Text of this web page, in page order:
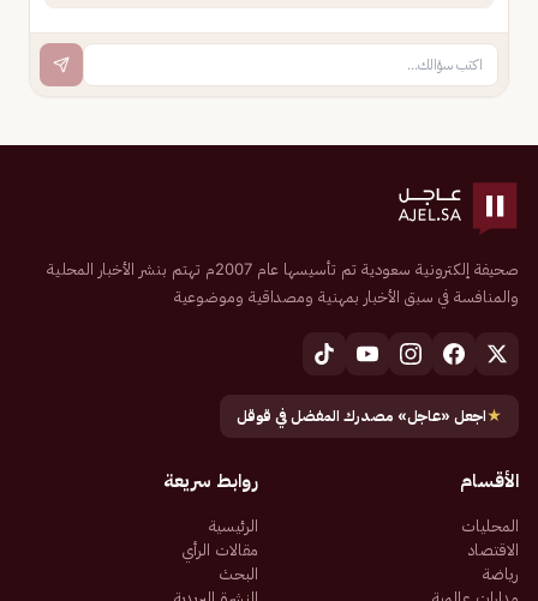
صحيفة إلكترونية سعودية تم تأسيسها عام 2007م تهتم بنشر الأخبار المحلية
والمنافسة في سبق الأخبار بمهنية ومصداقية وموضوعية
★اجعل «عاجل» مصدرك المفضل في قوقل
الأقسام
المحليات
الاقتصاد
رياضة
روابط سريعة
الرئيسية
مقالات الرأي
البحث